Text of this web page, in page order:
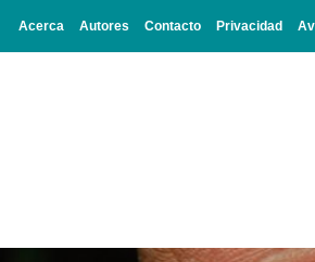
Acerca Autores Contacto Privacidad